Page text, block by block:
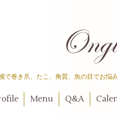
で巻き爪、たこ、角質、魚の目でお悩
Menu Q&A